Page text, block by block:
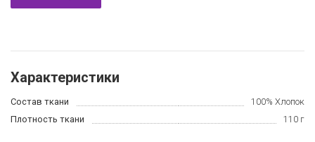
Характеристики
Состав ткани
100% Хлопок
Плотность ткани
110 г